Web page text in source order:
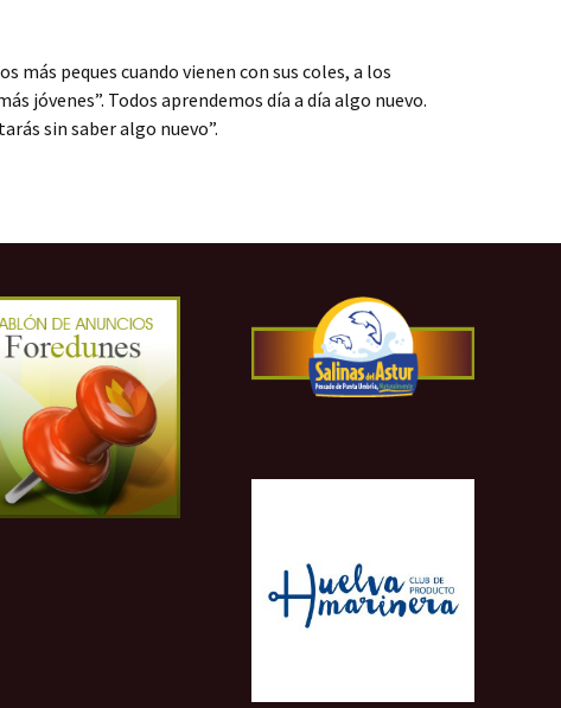
peques cuando vienen con sus coles, a los
jóvenes”. Todos aprendemos día a día algo nuevo.
sin saber algo nuevo”.